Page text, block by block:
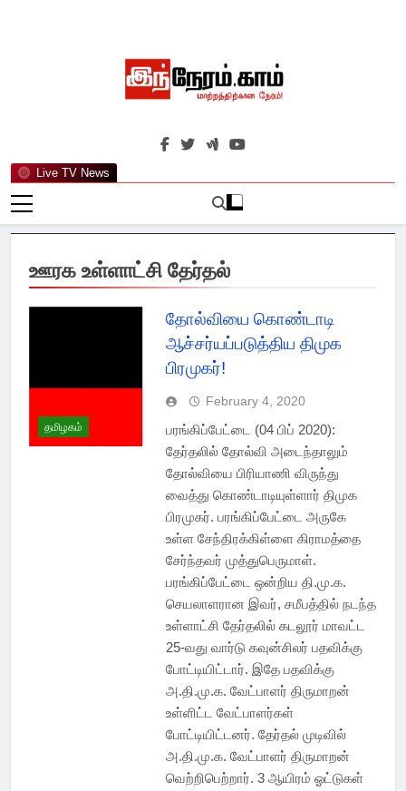
Live TV News
இந்நேரம்.காம்
செய்திகளுக்கு அப்பால்…
ஊரக உள்ளாட்சி தேர்தல்
தமிழகம்
தோல்வியை கொண்டாடி
ஆச்சர்யப்படுத்திய திமுக
பிரமுகர்!
February 4, 2020
பரங்கிப்பேட்டை (04 பிப் 2020):
தேர்தலில் தோல்வி அடைந்தாலும்
தோல்வியை பிரியாணி விருந்து
வைத்து கொண்டாடியுள்ளார் திமுக
பிரமுகர். பரங்கிப்பேட்டை அருகே
உள்ள சேந்திரக்கிள்ளை கிராமத்தை
சேர்ந்தவர் முத்துபெருமாள்.
பரங்கிப்பேட்டை ஒன்றிய தி.மு.க.
செயலாளரான இவர், சமீபத்தில் நடந்த
உள்ளாட்சி தேர்தலில் கடலூர் மாவட்ட
25-வது வார்டு கவுன்சிலர் பதவிக்கு
போட்டியிட்டார். இதே பதவிக்கு
அ.தி.மு.க. வேட்பாளர் திருமாறன்
உள்ளிட்ட வேட்பாளர்கள்
போட்டியிட்டனர். தேர்தல் முடிவில்
அ.தி.மு.க. வேட்பாளர் திருமாறன்
வெற்றிபெற்றார். 3 ஆயிரம் ஓட்டுகள்